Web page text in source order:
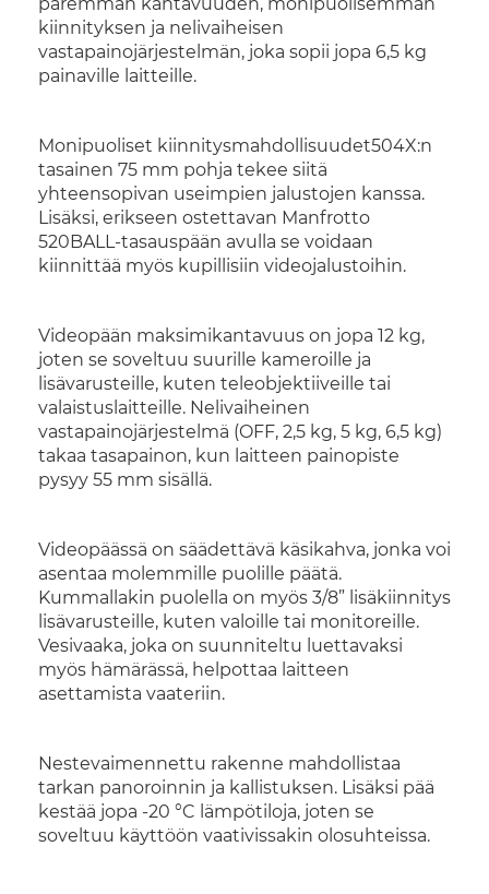
kiinnityksen ja nelivaiheisen
vastapainojärjestelmän, joka sopii jopa 6,5 kg
painaville laitteille.
Monipuoliset kiinnitysmahdollisuudet504X:n
tasainen 75 mm pohja tekee siitä
yhteensopivan useimpien jalustojen kanssa.
Lisäksi, erikseen ostettavan Manfrotto
520BALL-tasauspään avulla se voidaan
kiinnittää myös kupillisiin videojalustoihin.
Videopään maksimikantavuus on jopa 12 kg,
joten se soveltuu suurille kameroille ja
lisävarusteille, kuten teleobjektiiveille tai
valaistuslaitteille. Nelivaiheinen
vastapainojärjestelmä (OFF, 2,5 kg, 5 kg, 6,5 kg)
takaa tasapainon, kun laitteen painopiste
pysyy 55 mm sisällä.
Videopäässä on säädettävä käsikahva, jonka voi
asentaa molemmille puolille päätä.
Kummallakin puolella on myös 3/8” lisäkiinnitys
lisävarusteille, kuten valoille tai monitoreille.
Vesivaaka, joka on suunniteltu luettavaksi
myös hämärässä, helpottaa laitteen
asettamista vaateriin.
Nestevaimennettu rakenne mahdollistaa
tarkan panoroinnin ja kallistuksen. Lisäksi pää
kestää jopa -20 °C lämpötiloja, joten se
soveltuu käyttöön vaativissakin olosuhteissa.